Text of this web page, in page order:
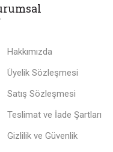
Hakkımızda
Üyelik Sözleşmesi
Satış Sözleşmesi
Teslimat ve İade Şartları
Gizlilik ve Güvenlik